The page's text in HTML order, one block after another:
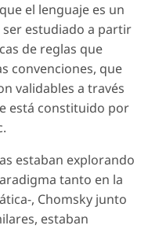
el lenguaje es un
estudiado a partir
de reglas que
convenciones, que
validables a través
está constituido por
estaban explorando
tanto en la
, Chomsky junto
estaban